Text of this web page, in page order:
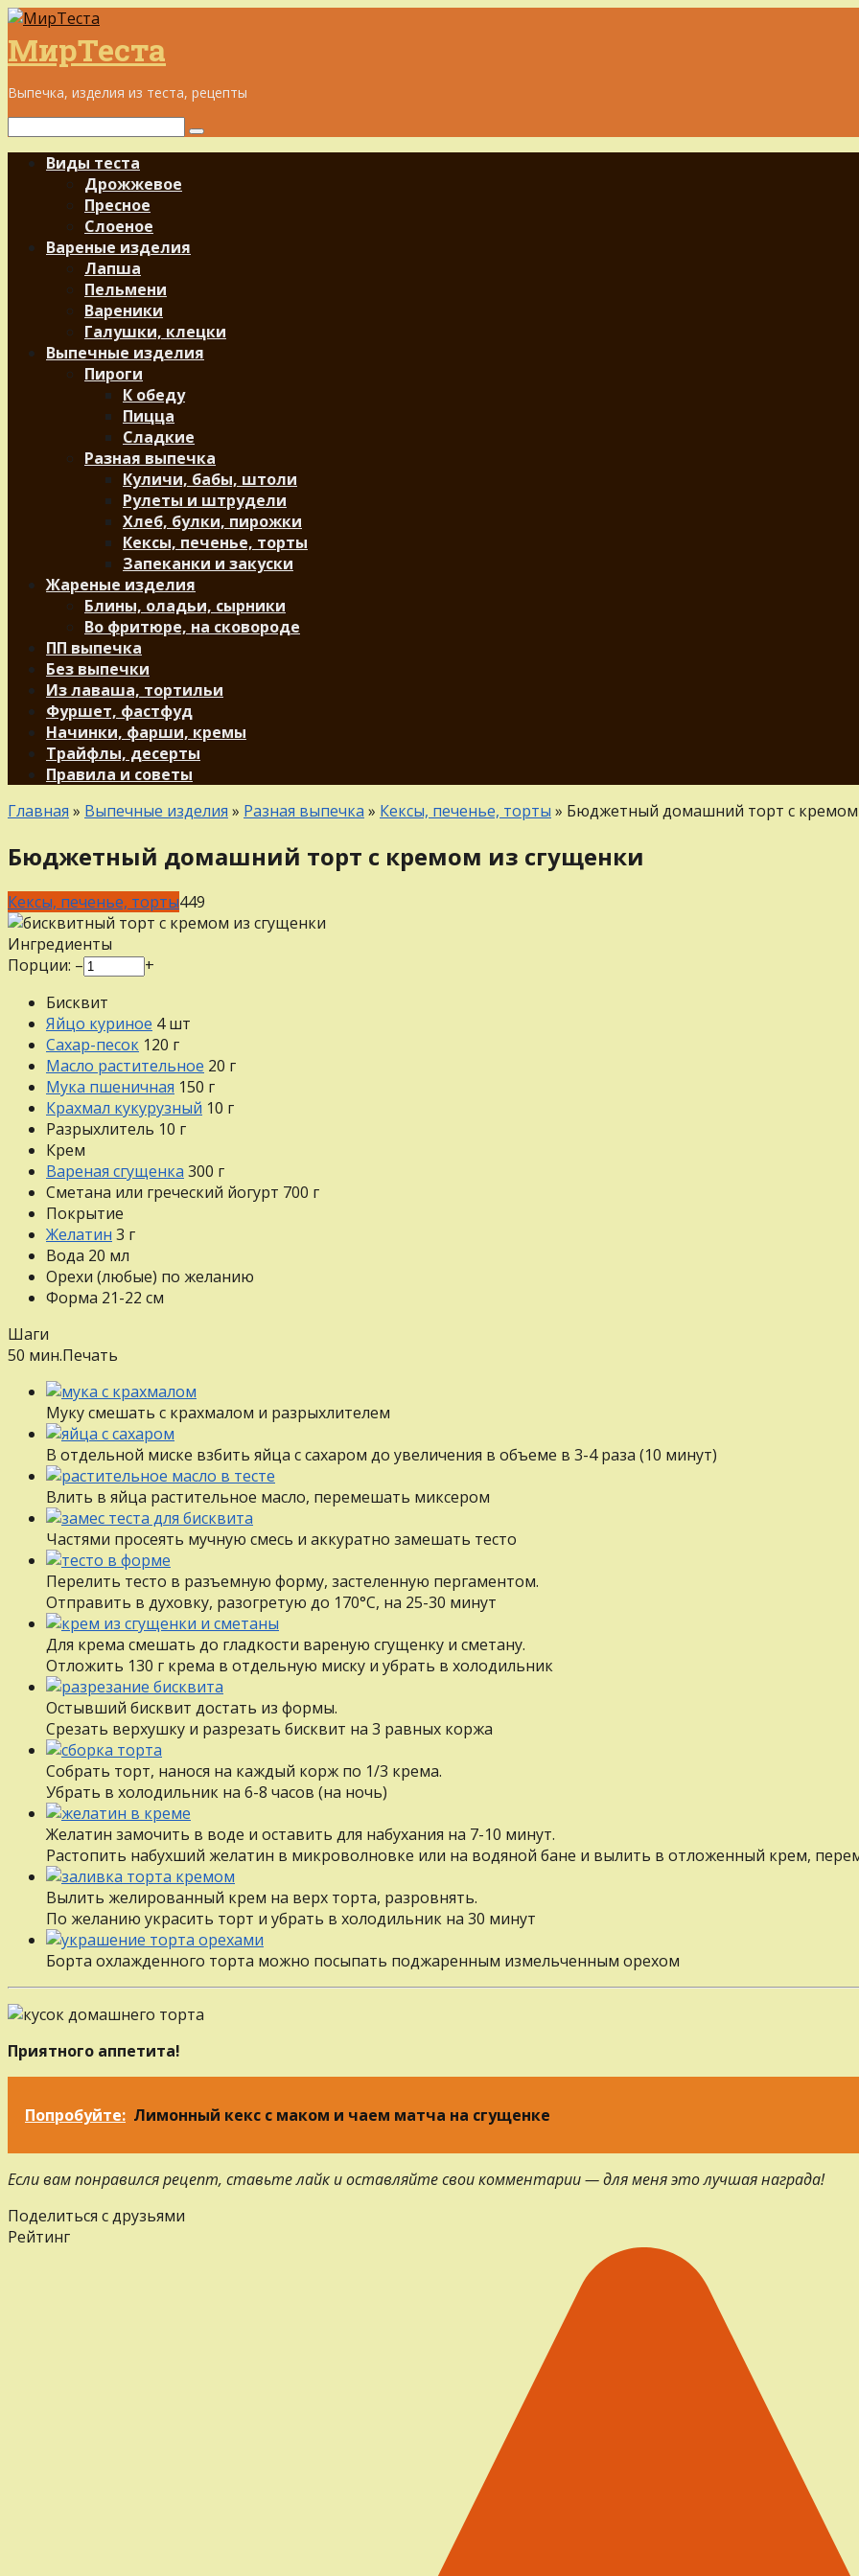
Перейти
к
контенту
МирТеста
Выпечка, изделия из теста, рецепты
Поиск:
Виды теста
Дрожжевое
Пресное
Слоеное
Вареные изделия
Лапша
Пельмени
Вареники
Галушки, клецки
Выпечные изделия
Пироги
К обеду
Пицца
Сладкие
Разная выпечка
Куличи, бабы, штоли
Рулеты и штрудели
Хлеб, булки, пирожки
Кексы, печенье, торты
Запеканки и закуски
Жареные изделия
Блины, оладьи, сырники
Во фритюре, на сковороде
ПП выпечка
Без выпечки
Из лаваша, тортильи
Фуршет, фастфуд
Начинки, фарши, кремы
Трайфлы, десерты
Правила и советы
Главная » Выпечные изделия » Разная выпечка » Кексы, печенье, торты » Бюджетный домашний торт с кремом
Бюджетный домашний торт с кремом из сгущенки
Кексы, печенье, торты449
Ингредиенты
Порции: –
+
Бисквит
Яйцо куриное 4шт
Сахар-песок 120 г
Масло растительное 20 г
Мука пшеничная 150 г
Крахмал кукурузный 10 г
Разрыхлитель 10 г
Крем
Вареная сгущенка 300 г
Сметана или греческий йогурт 700 г
Покрытие
Желатин 3 г
Вода 20 мл
Орехи (любые) по желанию
Форма 21-22 см
Шаги
50 мин.Печать
Муку смешать с крахмалом и разрыхлителем
В отдельной миске взбить яйца с сахаром до увеличения в объеме в 3-4 раза (10 минут)
Влить в яйца растительное масло, перемешать миксером
Частями просеять мучную смесь и аккуратно замешать тесто
Перелить тесто в разъемную форму, застеленную пергаментом.
Отправить в духовку, разогретую до 170°С, на 25-30 минут
Для крема смешать до гладкости вареную сгущенку и сметану.
Отложить 130 г крема в отдельную миску и убрать в холодильник
Остывший бисквит достать из формы.
Срезать верхушку и разрезать бисквит на 3 равных коржа
Собрать торт, нанося на каждый корж по 1/3 крема.
Убрать в холодильник на 6-8 часов (на ночь)
Желатин замочить в воде и оставить для набухания на 7-10 минут.
Растопить набухший желатин в микроволновке или на водяной бане и вылить в отложенный крем,
Вылить желированный крем на верх торта, разровнять.
По желанию украсить торт и убрать в холодильник на 30 минут
Борта охлажденного торта можно посыпать поджаренным измельченным орехом
Приятного аппетита!
Попробуйте: Лимонный кекс с маком и чаем матча на сгущенке
Если вам понравился рецепт, ставьте лайк и оставляйте свои комментарии — для меня это лучшая награда!
Поделиться с друзьями
Рейтинг